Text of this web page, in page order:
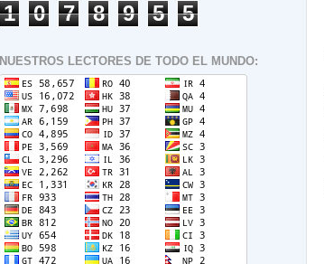
1 0 7 8 9 5 5
NUESTROS LECTORES DE TODO EL MUNDO: